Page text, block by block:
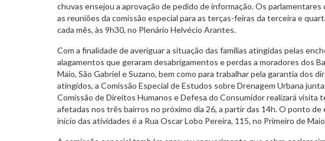
chuvas ensejou a aprovação de pedido de informação. Os parlamentares
as reuniões da comissão especial para as terças-feiras da terceira e
cada mês, às 9h30, no Plenário Helvécio Arantes.
Com a finalidade de averiguar a situação das famílias atingidas pelas
alagamentos que geraram desabrigamentos e perdas a moradores dos
Maio, São Gabriel e Suzano, bem como para trabalhar pela garantia dos
atingidos, a Comissão Especial de Estudos sobre Drenagem Urbana
Comissão de Direitos Humanos e Defesa do Consumidor realizará visita
afetadas nos três bairros no próximo dia 26, a partir das 14h. O ponto de
início das atividades é a Rua Oscar Lobo Pereira, 115, no Primeiro de